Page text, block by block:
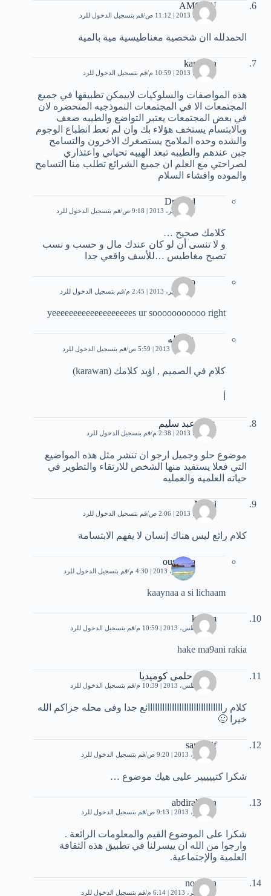
AMOON
10 يوليو، 2013 | 11:12 ص قم بتسجيل الدخول للرد
الحمدلله اان شخصية مغناطيسية مية بالمية
karawan
10 يوليو، 2013 | 10:59 م قم بتسجيل الدخول للرد
هذه المواصفات والسلوكيات لاييمكن تطبيقها في جميع
المجتمعات الا في المجتمعات النموذجيه المتحضره لان
في بعض المجتمعات يعتبر التواضع والطيبه ضعف
وبالابتسام يستخف هؤلاء بك وان لم تعط انطباع الوجوم
والشده وحده الملامح يستصغرك الاخرون والتسامح
جبن عندهم والطيبه تبعد الهيبه تحياتي واعتذاري
لصراحتي مع العلم ان جميع الشرائع تطلب منا التسامح
والموده وافشاء السلام
Dr. Had
24 سبتمبر، 2013 | 9:18 ص قم بتسجيل الدخول للرد
كلامك صحيح …
و لا تنسى أن لو كان عندك مال و حسب و نسب
تصبح مغاطيس …للأسف واقعي جدا
kio
28 سبتمبر، 2013 | 2:45 م قم بتسجيل الدخول للرد
yeeeeeeeeeeeeeeeeeees ur sooooooooooo right
عبدالله
1 أكتوبر، 2013 | 5:59 ص قم بتسجيل الدخول للرد
كلام في الصميم , اؤيد كلامك (karawan)
عماد عبد سليم
11 يوليو، 2013 | 2:38 م قم بتسجيل الدخول للرد
موضوع حلو وجميل ارجو ان تنشر مثل هذه المواضيع
التي فعلا يستفيد منها الشخص للارتقاء والتطوير في
حياته العلميه والعمليه
Malki
14 يوليو، 2013 | 2:06 ص قم بتسجيل الدخول للرد
كلام رائع ليس هناك إنسان لا يفهم الابتسامة
oussama
6 سبتمبر، 2013 | 4:30 م قم بتسجيل الدخول للرد
kaaynaa a si lichaam
kacem
30 أغسطس، 2013 | 10:59 م قم بتسجيل الدخول للرد
hake ma9ani rakia
محمد حلمى كوميديا
31 أغسطس، 2013 | 10:39 م قم بتسجيل الدخول للرد
كلام رااااااااااااااااااااااااااااااائع جدا وفى محله جزاكم الله
خيرا 🙂
sara saif
7 سبتمبر، 2013 | 9:20 ص قم بتسجيل الدخول للرد
شكرا كتييييير عليى هيك موضوع …
abdirahman
9 سبتمبر، 2013 | 9:13 ص قم بتسجيل الدخول للرد
شكرا على الموضوع القيم والمعلومات الرائعة .
وارجوا من الله ان ييسرلنا في تطبيق هذه الثقافة
العلمية والإجتماعية.
nourhan
11 سبتمبر، 2013 | 6:14 م قم بتسجيل الدخول للرد